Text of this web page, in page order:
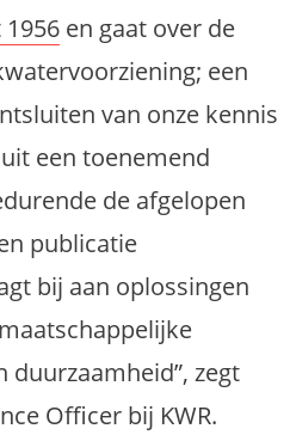
en gaat over de
een
van onze kennis
een toenemend
de afgelopen
publicatie
bij aan oplossingen
zegt
Officer bij KWR.